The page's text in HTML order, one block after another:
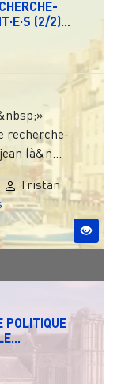
(2/2)...
recherche-
(à&n...
Tristan
POLITIQUE